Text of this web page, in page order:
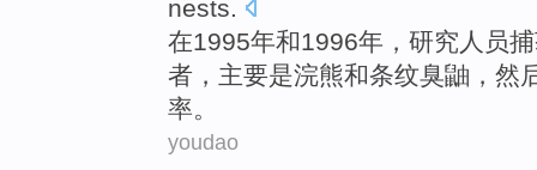
nests.
在1995年和1996年， 研究人员
者， 主要是浣熊和条纹臭鼬 ， 然
率。
youdao